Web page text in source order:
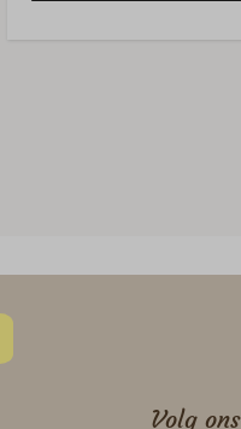
Volg ons